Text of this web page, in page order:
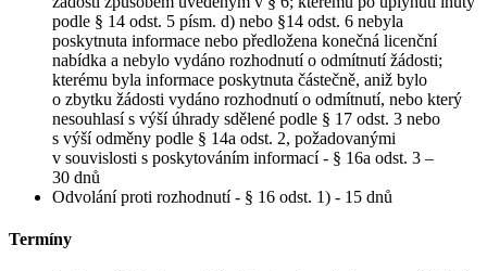
podle § 14 odst. 5 písm. d) nebo §14 odst. 6 nebyla
poskytnuta informace nebo předložena konečná licenční
nabídka a nebylo vydáno rozhodnutí o odmítnutí žádosti;
kterému byla informace poskytnuta částečně, aniž bylo
o zbytku žádosti vydáno rozhodnutí o odmítnutí, nebo který
nesouhlasí s výší úhrady sdělené podle § 17 odst. 3 nebo
s výší odměny podle § 14a odst. 2, požadovanými
v souvislosti s poskytováním informací - § 16a odst. 3 –
30 dnů
Odvolání proti rozhodnutí - § 16 odst. 1) - 15 dnů
Termíny